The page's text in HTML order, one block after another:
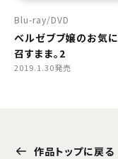
Blu-ray DVD
ベルゼブブ嬢のお気に
召すまま。2
2019.1.30発売
作品トップに戻る